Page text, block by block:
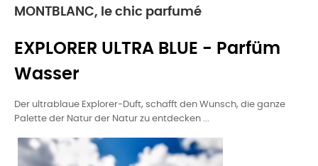
MONTBLANC, le chic parfumé
EXPLORER ULTRA BLUE - Parfüm
Wasser
Der ultrablaue Explorer-Duft, schafft den Wunsch, die ganze
Palette der Natur der Natur zu entdecken ...